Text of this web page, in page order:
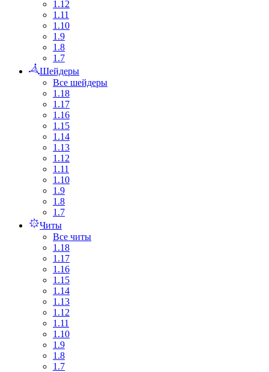
1.12
1.11
1.10
1.9
1.8
1.7
Шейдеры
Все шейдеры
1.18
1.17
1.16
1.15
1.14
1.13
1.12
1.11
1.10
1.9
1.8
1.7
Читы
Все читы
1.18
1.17
1.16
1.15
1.14
1.13
1.12
1.11
1.10
1.9
1.8
1.7